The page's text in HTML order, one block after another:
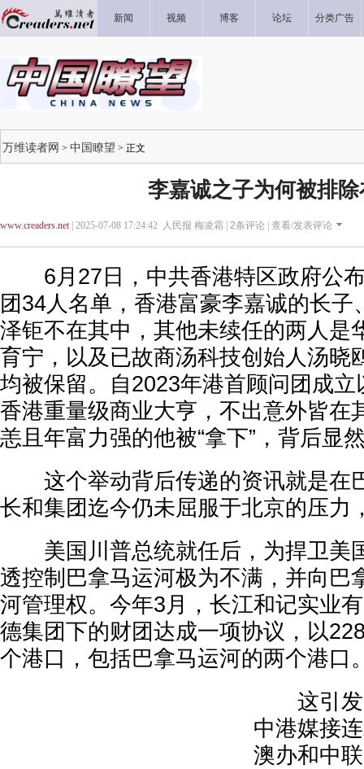
新闻 视频 博客 论坛 分类广告
万维读者网 > 中国瞭望 > 正文
李嘉诚之子为何被排除
www.creaders.net| 2025-07-08 17:24:42 人民报 梅凌霜 | 2条评论 | 查看/发表评论
6月27日，中共香港特区政府公布
团34人名单，香港富豪李嘉诚的长子
泽钜不在其中，其他未续任的两人是
育宁，以及已故商汤科技创始人汤晓
均被保留。自2023年港首顾问团成
香港重量级商业大亨，不出意外皆在
恙且年富力强的他被“拿下”，背后显
这个举动背后传递的资讯就是在
长和集团迄今仍未屈服于北京的压力
美国川普总统就任后，为捍卫美
透控制巴拿马运河极为不满，并向巴
河管理权。今年3月，长江和记实业
德集团下的财团达成一项协议，以
个港口，包括巴拿马运河的两个港口
这引发
中港媒接
澳办和中